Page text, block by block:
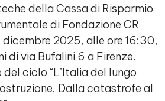
della Cassa di Risparmio
di Fondazione CR
2025, alle ore 16:30,
di via Bufalini 6 a Firenze.
ciclo “L’Italia del lungo
Dalla catastrofe al